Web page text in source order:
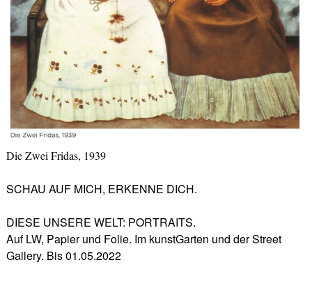
Die Zwei Fridas, 1939
SCHAU AUF MICH, ERKENNE DICH.
DIESE UNSERE WELT: PORTRAITS.
Auf LW, Papier und Folie. Im kunstGarten und der Street
Gallery. Bis 01.05.2022